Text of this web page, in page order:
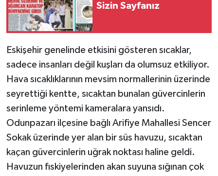
Sizin Sayfanız
Eskişehir genelinde etkisini gösteren sıcaklar,
sadece insanları değil kuşları da olumsuz etkiliyor.
Hava sıcaklıklarının mevsim normallerinin üzerinde
seyrettiği kentte, sıcaktan bunalan güvercinlerin
serinleme yöntemi kameralara yansıdı.
Odunpazarı ilçesine bağlı Arifiye Mahallesi Sencer
Sokak üzerinde yer alan bir süs havuzu, sıcaktan
kaçan güvercinlerin uğrak noktası haline geldi.
Havuzun fıskiyelerinden akan suyuna sığınan çok